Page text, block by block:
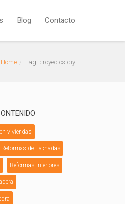
Blog Contacto
Home Tag: proyectos diy
viviendas
Reformas de Fachadas
Reformas interiores